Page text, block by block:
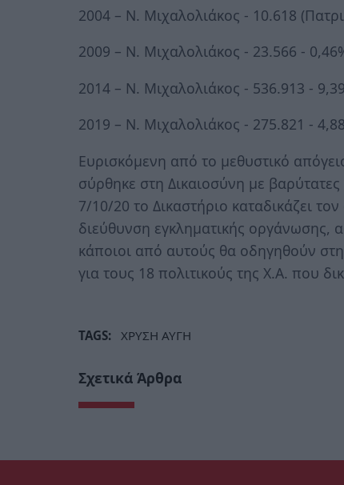
2004 – Ν. Μιχαλολιάκος - 10.618
2009 – Ν. Μιχαλολιάκος - 23.566 -
2014 – Ν. Μιχαλολιάκος - 536.913 -
2019 – Ν. Μιχαλολιάκος - 275.821 -
Ευρισκόμενη από το μεθυστικό
σύρθηκε στη Δικαιοσύνη με
7/10/20 το Δικαστήριο καταδικάζει
διεύθυνση εγκληματικής οργάνωσης,
κάποιοι από αυτούς θα οδηγηθούν
για τους 18 πολιτικούς της Χ.Α. που
TAGS: ΧΡΥΣΗ ΑΥΓΗ
Σχετικά Άρθρα